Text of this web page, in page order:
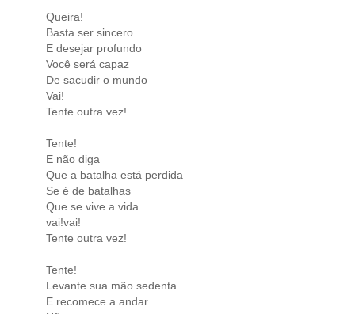
Queira!
Basta ser sincero
E desejar profundo
Você será capaz
De sacudir o mundo
Vai!
Tente outra vez!
Tente!
E não diga
Que a batalha está perdida
Se é de batalhas
Que se vive a vida
vai!vai!
Tente outra vez!
Tente!
Levante sua mão sedenta
E recomece a andar